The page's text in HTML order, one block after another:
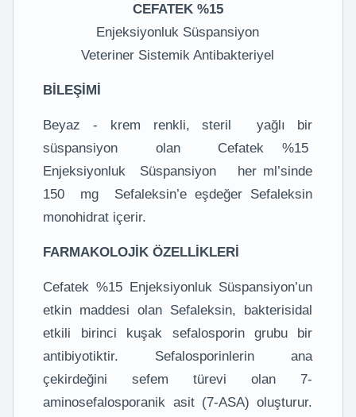
CEFATEK %15
Enjeksiyonluk Süspansiyon
Veteriner Sistemik Antibakteriyel
BİLEŞİMİ
Beyaz - krem renkli, steril yağlı bir
süspansiyon olan Cefatek %15
Enjeksiyonluk Süspansiyon her ml’sinde
150 mg Sefaleksin’e eşdeğer Sefaleksin
monohidrat içerir.
FARMAKOLOJİK ÖZELLİKLERİ
Cefatek %15 Enjeksiyonluk Süspansiyon’un
etkin maddesi olan Sefaleksin, bakterisidal
etkili birinci kuşak sefalosporin grubu bir
antibiyotiktir. Sefalosporinlerin ana
çekirdeğini sefem türevi olan 7-
aminosefalosporanik asit (7-ASA) oluşturur.